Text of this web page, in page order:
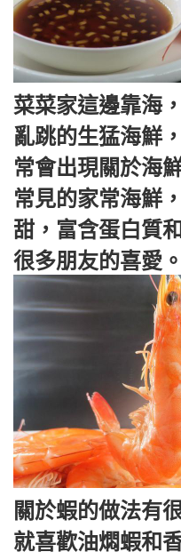
菜菜家這邊靠海
亂跳的生猛海鮮
常會出現關於海
常見的家常海鮮
甜，富含蛋白質
很多朋友的喜愛。
關於蝦的做法有
就喜歡油燜蝦和